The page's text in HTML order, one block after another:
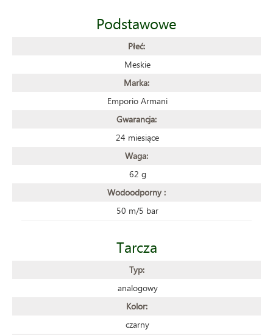
Podstawowe
Płeć:
Meskie
Marka:
Emporio Armani
Gwarancja:
24 miesiące
Waga:
62 g
Wodoodporny :
50 m/5 bar
Tarcza
Typ:
analogowy
Kolor:
czarny